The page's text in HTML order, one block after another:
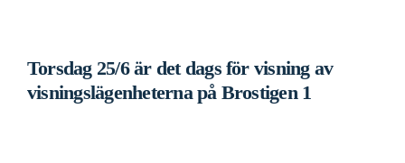
Torsdag 25/6 är det dags för visning av
visningslägenheterna på Brostigen 1